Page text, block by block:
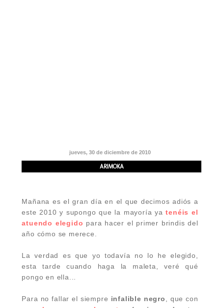
jueves, 30 de diciembre de 2010
ARIMOKA
Mañana es el gran día en el que decimos adiós a
este 2010 y supongo que la mayoría yatenéis el
atuendo elegido para hacer el primer brindis del
año cómo se merece.
La verdad es que yo todavía no lo he elegido,
esta tarde cuando haga la maleta, veré qué
pongo en ella...
Para no fallar el siempre infalible negro, que con